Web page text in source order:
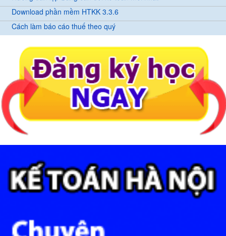
Download phần mềm HTKK 3.3.6
Cách làm báo cáo thuế theo quý